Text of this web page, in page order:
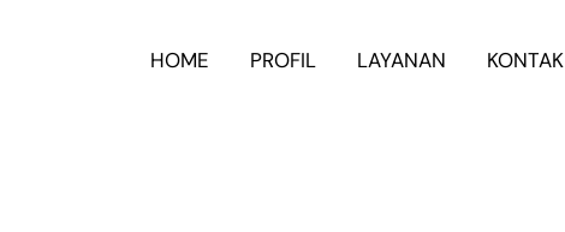
HOME PROFIL LAYANAN KONTAK